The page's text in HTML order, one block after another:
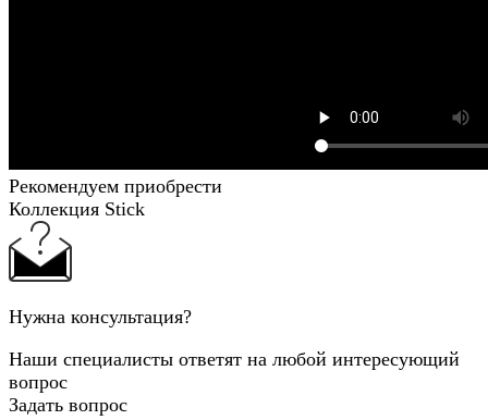
Рекомендуем приобрести
Коллекция Stick
Нужна консультация?
Наши специалисты ответят на любой интересующий
вопрос
Задать вопрос